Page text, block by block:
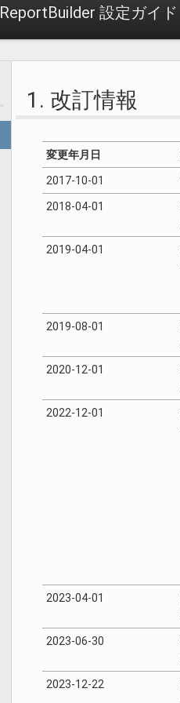
ReportBuilder 設定ガイド
1. 改訂情報
変更年月日
2017-10-01
2018-04-01
2019-04-01
2019-08-01
2020-12-01
2022-12-01
2023-04-01
2023-06-30
2023-12-22